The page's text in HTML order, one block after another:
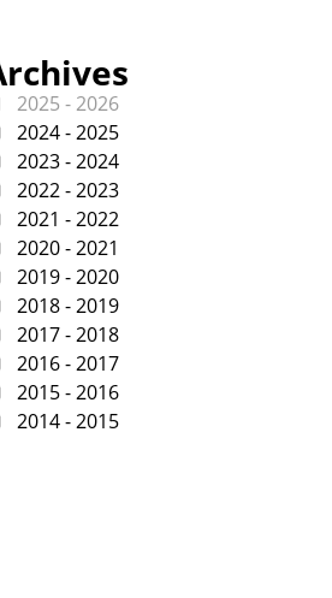
2025 - 2026
2024 - 2025
2023 - 2024
2022 - 2023
2021 - 2022
2020 - 2021
2019 - 2020
2018 - 2019
2017 - 2018
2016 - 2017
2015 - 2016
2014 - 2015